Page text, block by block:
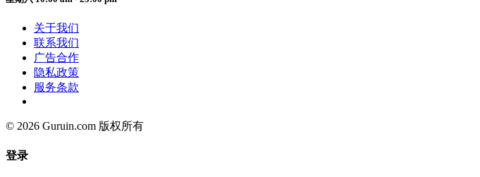
关于我们
联系我们
广告合作
隐私政策
服务条款
© 2026 Guruin.com 版权所有
登录